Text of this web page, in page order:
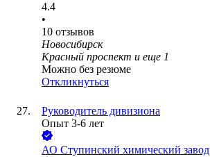
4.4
•
10 отзывов
Новосибирск
Красный проспект и еще 1
Можно без резюме
Откликнуться
Руководитель дивизиона
Опыт 3-6 лет
АО Ступинский химический завод